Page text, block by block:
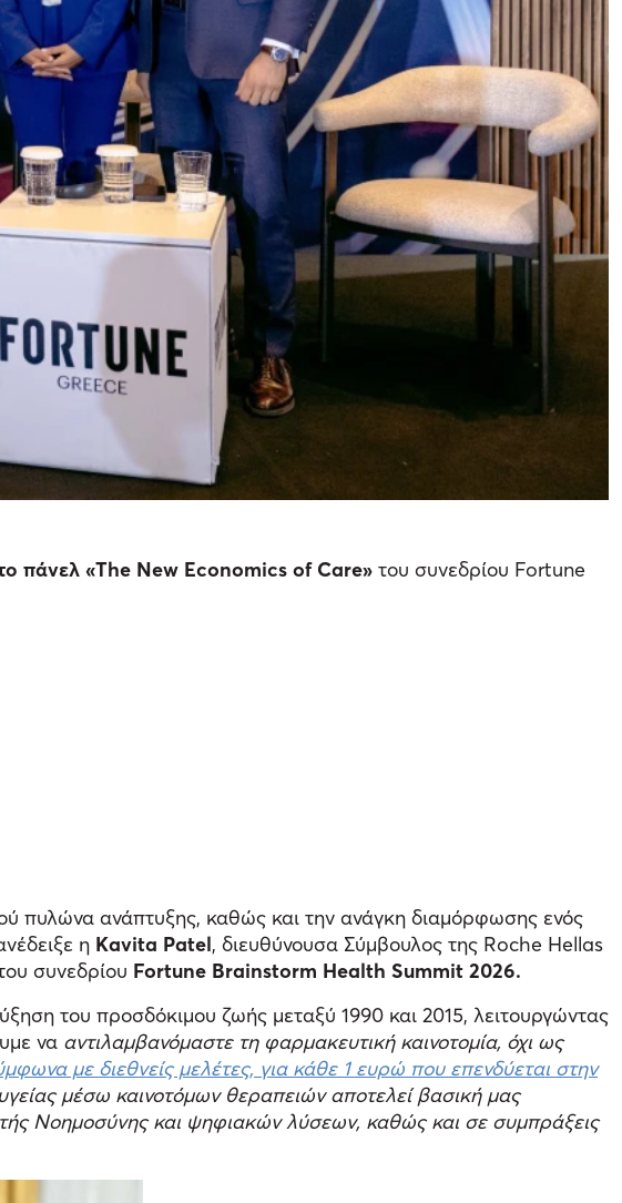
πάνελ «The New Economics of Care» του συνεδρίου Fortune
πυλώνα ανάπτυξης, καθώς και την ανάγκη διαμόρφωσης ενός
η Kavita Patel, διευθύνουσα Σύμβουλος της Roche Hellas
συνεδρίου Fortune Brainstorm Health Summit 2026.
του προσδόκιμου ζωής μεταξύ 1990 και 2015, λειτουργώντας
να αντιλαμβανόμαστε τη φαρμακευτική καινοτομία, όχι ως
με διεθνείς μελέτες, για κάθε 1 ευρώ που επενδύεται στην
μέσω καινοτόμων θεραπειών αποτελεί βασική μας
Νοημοσύνης και ψηφιακών λύσεων, καθώς και σε συμπράξεις